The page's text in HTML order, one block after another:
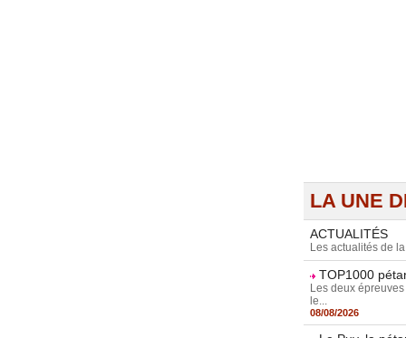
LA UNE
ACTUALITÉS
Les actualités de
TOP1000
Les deux
le...
08/08/2026